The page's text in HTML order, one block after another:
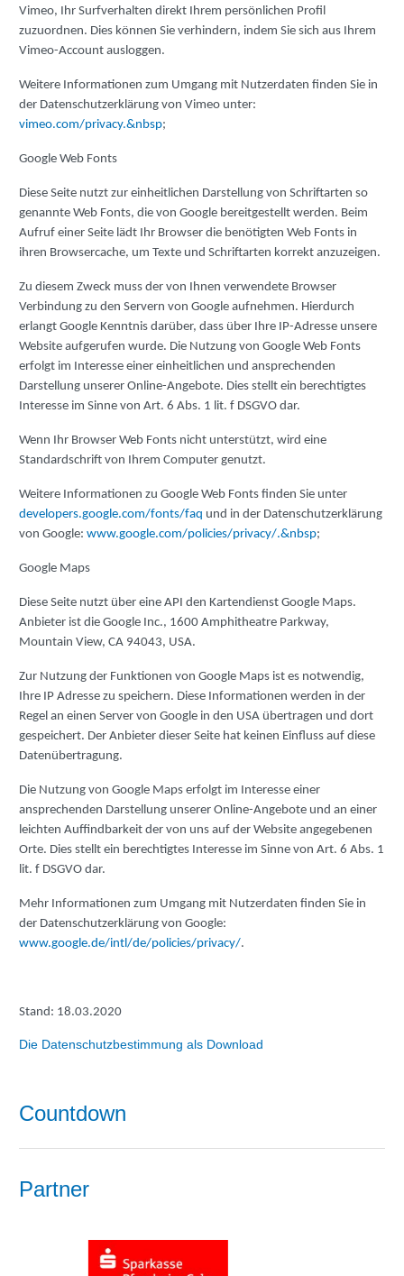
Vimeo, Ihr Surfverhalten direkt Ihrem persönlichen Profil
zuzuordnen. Dies können Sie verhindern, indem Sie sich aus Ihrem
Vimeo-Account ausloggen.
Weitere Informationen zum Umgang mit Nutzerdaten finden Sie in
der Datenschutzerklärung von Vimeo unter:
vimeo.com/privacy.&nbsp;
Google Web Fonts
Diese Seite nutzt zur einheitlichen Darstellung von Schriftarten so
genannte Web Fonts, die von Google bereitgestellt werden. Beim
Aufruf einer Seite lädt Ihr Browser die benötigten Web Fonts in
ihren Browsercache, um Texte und Schriftarten korrekt anzuzeigen.
Zu diesem Zweck muss der von Ihnen verwendete Browser
Verbindung zu den Servern von Google aufnehmen. Hierdurch
erlangt Google Kenntnis darüber, dass über Ihre IP-Adresse unsere
Website aufgerufen wurde. Die Nutzung von Google Web Fonts
erfolgt im Interesse einer einheitlichen und ansprechenden
Darstellung unserer Online-Angebote. Dies stellt ein berechtigtes
Interesse im Sinne von Art. 6 Abs. 1 lit. f DSGVO dar.
Wenn Ihr Browser Web Fonts nicht unterstützt, wird eine
Standardschrift von Ihrem Computer genutzt.
Weitere Informationen zu Google Web Fonts finden Sie unter
developers.google.com/fonts/faq und in der Datenschutzerklärung
von Google: www.google.com/policies/privacy/.&nbsp;
Google Maps
Diese Seite nutzt über eine API den Kartendienst Google Maps.
Anbieter ist die Google Inc., 1600 Amphitheatre Parkway,
Mountain View, CA 94043, USA.
Zur Nutzung der Funktionen von Google Maps ist es notwendig,
Ihre IP Adresse zu speichern. Diese Informationen werden in der
Regel an einen Server von Google in den USA übertragen und dort
gespeichert. Der Anbieter dieser Seite hat keinen Einfluss auf diese
Datenübertragung.
Die Nutzung von Google Maps erfolgt im Interesse einer
ansprechenden Darstellung unserer Online-Angebote und an einer
leichten Auffindbarkeit der von uns auf der Website angegebenen
Orte. Dies stellt ein berechtigtes Interesse im Sinne von Art. 6 Abs. 1
lit. f DSGVO dar.
Mehr Informationen zum Umgang mit Nutzerdaten finden Sie in
der Datenschutzerklärung von Google:
www.google.de/intl/de/policies/privacy/.
Stand: 18.03.2020
Die Datenschutzbestimmung als Download
Countdown
Partner